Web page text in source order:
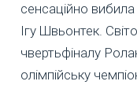
сенсаційно
Ігу Швьонтек.
чвертьфіналу
олімпійську